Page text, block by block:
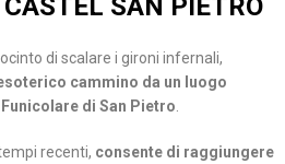
SAN PIETRO
di scalare i gironi infernali,
cammino da un luogo
di San Pietro.
recenti, consente di raggiungere